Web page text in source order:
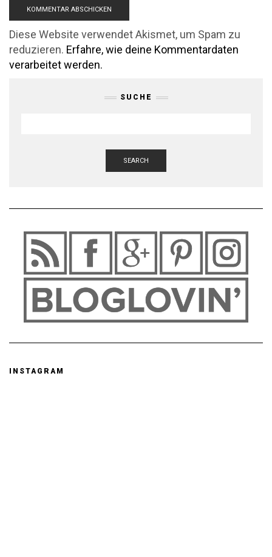
Diese Website verwendet Akismet, um Spam zu
reduzieren. Erfahre, wie deine Kommentardaten
verarbeitet werden.
SUCHE
SEARCH
INSTAGRAM